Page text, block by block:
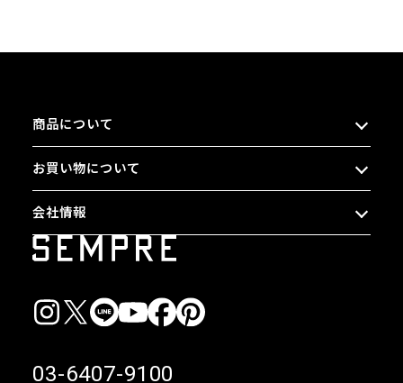
商品について
お買い物について
会社情報
03-6407-9100